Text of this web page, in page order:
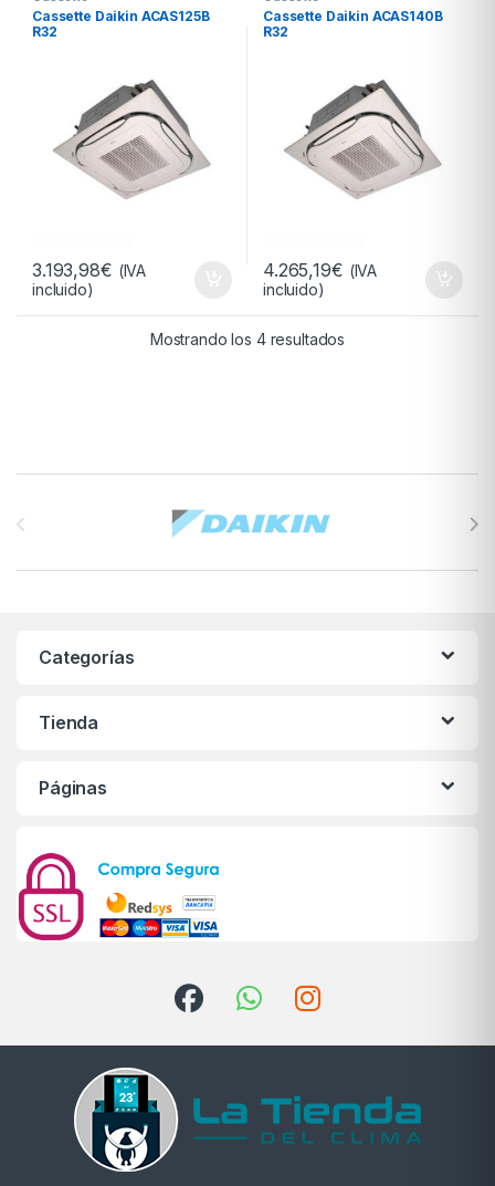
Cassette Daikin ACAS125B
R32
3.193,98€ (IVA
incluido)
Cassette Daikin ACAS140B
R32
4.265,19€ (IVA
incluido)
Mostrando los 4 resultados
Categorías
Tienda
Páginas